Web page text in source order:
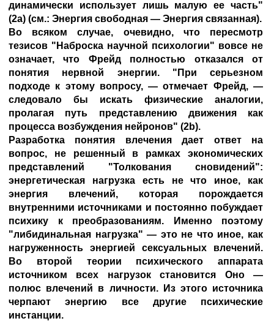
динамически использует лишь малую ее часть"
(2а) (см.: Энергия свободная — Энергия связанная).
Во всяком случае, очевидно, что пересмотр
тезисов "Наброска научной психологии" вовсе не
означает, что Фрейд полностью отказался от
понятия нервной энергии. "При серьезном
подходе к этому вопросу, — отмечает Фрейд, —
следовало бы искать физические аналогии,
пролагая путь представлению движения как
процесса возбуждения нейронов" (2b).
Разработка понятия влечения дает ответ на
вопрос, не решенный в рамках экономических
представлений "Толкования сновидений":
энергетическая нагрузка есть не что иное, как
энергия влечений, которая порождается
внутренними источниками и постоянно побуждает
психику к преобразованиям. Именно поэтому
"либидинальная нагрузка" — это не что иное, как
нагруженность энергией сексуальных влечений.
Во второй теории психического аппарата
источником всех нагрузок становится Оно —
полюс влечений в личности. Из этого источника
черпают энергию все другие психические
инстанции.